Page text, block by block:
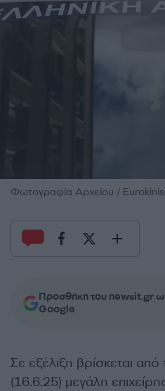
Φωτογραφία Αρχείου /
Προσθήκη του newsit.gr
Google
Σε εξέλιξη βρίσκεται
(16.6.25) μεγάλη